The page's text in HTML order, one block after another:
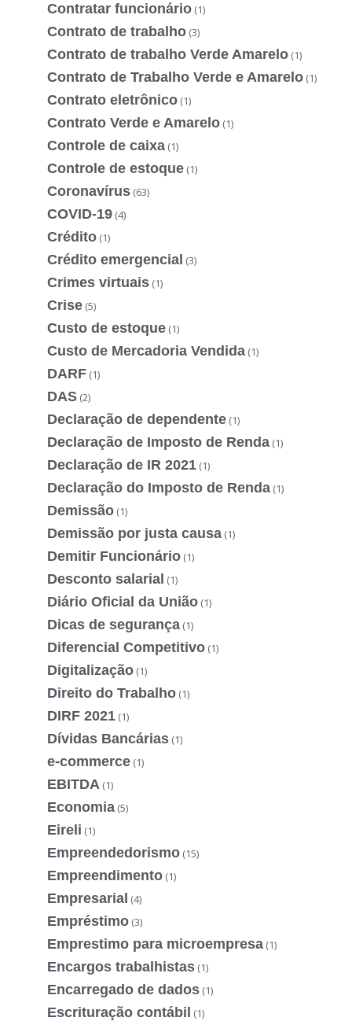
Contratar funcionário (1)
Contrato de trabalho (3)
Contrato de trabalho Verde Amarelo (1)
Contrato de Trabalho Verde e Amarelo (1)
Contrato eletrônico (1)
Contrato Verde e Amarelo (1)
Controle de caixa (1)
Controle de estoque (1)
Coronavírus (63)
COVID-19 (4)
Crédito (1)
Crédito emergencial (3)
Crimes virtuais (1)
Crise (5)
Custo de estoque (1)
Custo de Mercadoria Vendida (1)
DARF (1)
DAS (2)
Declaração de dependente (1)
Declaração de Imposto de Renda (1)
Declaração de IR 2021 (1)
Declaração do Imposto de Renda (1)
Demissão (1)
Demissão por justa causa (1)
Demitir Funcionário (1)
Desconto salarial (1)
Diário Oficial da União (1)
Dicas de segurança (1)
Diferencial Competitivo (1)
Digitalização (1)
Direito do Trabalho (1)
DIRF 2021 (1)
Dívidas Bancárias (1)
e-commerce (1)
EBITDA (1)
Economia (5)
Eireli (1)
Empreendedorismo (15)
Empreendimento (1)
Empresarial (4)
Empréstimo (3)
Emprestimo para microempresa (1)
Encargos trabalhistas (1)
Encarregado de dados (1)
Escrituração contábil (1)